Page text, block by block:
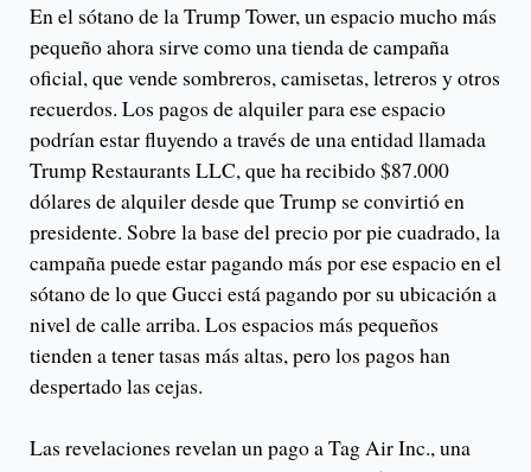
En el sótano de la Trump Tower, un espacio mucho más
pequeño ahora sirve como una tienda de campaña
oficial, que vende sombreros, camisetas, letreros y otros
recuerdos. Los pagos de alquiler para ese espacio
podrían estar fluyendo a través de una entidad llamada
Trump Restaurants LLC, que ha recibido $87.000
dólares de alquiler desde que Trump se convirtió en
presidente. Sobre la base del precio por pie cuadrado, la
campaña puede estar pagando más por ese espacio en el
sótano de lo que Gucci está pagando por su ubicación a
nivel de calle arriba. Los espacios más pequeños
tienden a tener tasas más altas, pero los pagos han
despertado las cejas.
Las revelaciones revelan un pago a Tag Air Inc., una